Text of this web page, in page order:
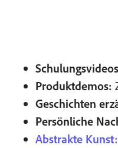
Produktdemos:
Geschichten
Persönliche
Abstrakte Kunst: